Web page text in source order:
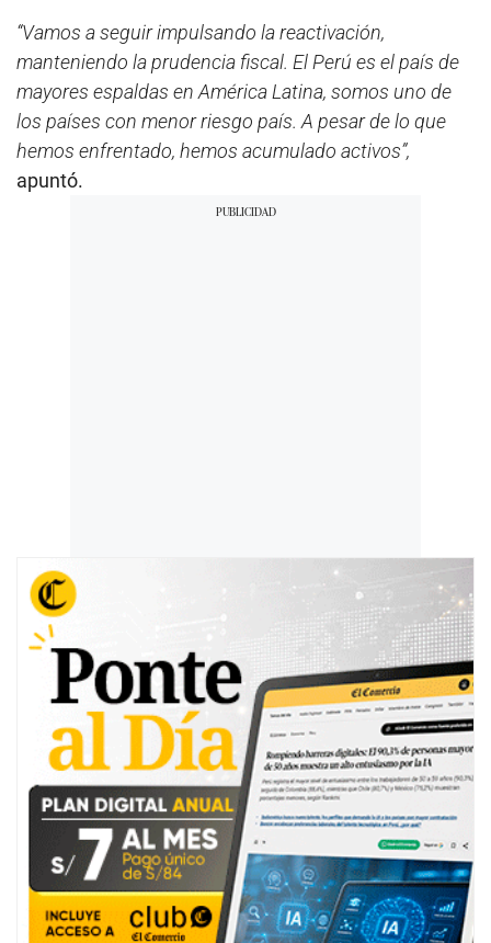
“Vamos a seguir impulsando la reactivación,
manteniendo la prudencia fiscal. El Perú es el país de
mayores espaldas en América Latina, somos uno de
los países con menor riesgo país. A pesar de lo que
hemos enfrentado, hemos acumulado activos”,
apuntó.